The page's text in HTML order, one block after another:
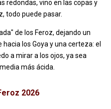
redondas, vino en las copas y
todo puede pasar.
de los Feroz, dejando un
los Goya y una certeza: el
a mirar a los ojos, ya sea
más ácida.
2026